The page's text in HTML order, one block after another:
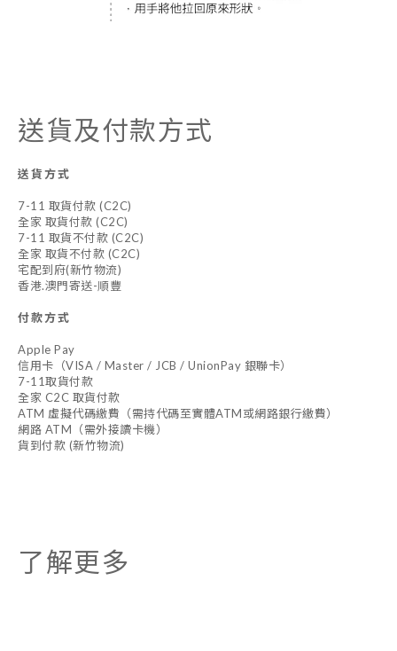
送貨及付款方式
送貨方式
7-11 取貨付款 (C2C)
全家 取貨付款 (C2C)
7-11 取貨不付款 (C2C)
全家 取貨不付款 (C2C)
宅配到府(新竹物流)
香港.澳門寄送-順豐
付款方式
Apple Pay
信用卡（VISA / Master / JCB / UnionPay 銀聯卡）
7-11取貨付款
全家 C2C 取貨付款
ATM 虛擬代碼繳費（需持代碼至實體ATM或網路銀行繳費）
網路 ATM（需外接讀卡機）
貨到付款 (新竹物流)
了解更多